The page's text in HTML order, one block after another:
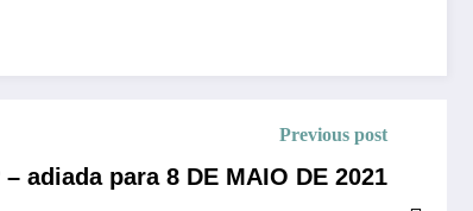
Previous post
adiada para 8 DE MAIO DE 2021